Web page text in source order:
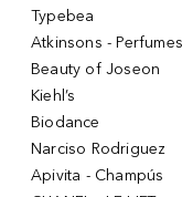
Typebea
Atkinsons - Perfumes
Beauty of Joseon
Kiehl’s
Biodance
Narciso Rodriguez
Apivita - Champús